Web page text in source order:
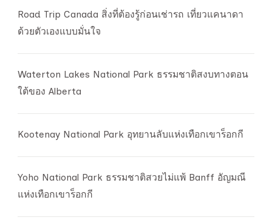
Road Trip Canada สิ่งที่ต้องรู้ก่อนเช่ารถ เที่ยวแคนาดา
ด้วยตัวเองแบบมั่นใจ
Waterton Lakes National Park ธรรมชาติสงบทางตอน
ใต้ของ Alberta
Kootenay National Park อุทยานลับแห่งเทือกเขาร็อกกี
Yoho National Park ธรรมชาติสวยไม่แพ้ Banff อัญมณี
แห่งเทือกเขาร็อกกี